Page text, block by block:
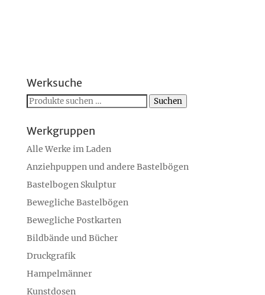
Werksuche
Suchen
Suchen
Werkgruppen
Alle Werke im Laden
Anziehpuppen und andere Bastelbögen
Bastelbogen Skulptur
Bewegliche Bastelbögen
Bewegliche Postkarten
Bildbände und Bücher
Druckgrafik
Hampelmänner
Kunstdosen